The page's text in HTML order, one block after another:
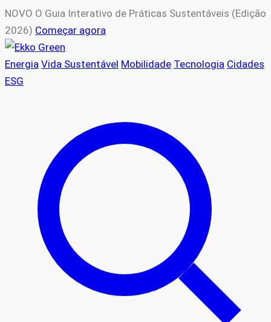
NOVO O Guia Interativo de Práticas Sustentáveis (Edição
2026) Começar agora
Energia Vida Sustentável Mobilidade Tecnologia Cidades
ESG